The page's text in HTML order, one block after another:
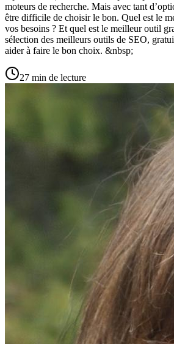
moteurs de recherche. Mais avec tant
être difficile de choisir le bon. Quel est le
vos besoins ? Et quel est le meilleur outil
sélection des meilleurs outils de SEO,
aider à faire le bon choix. &nbsp;
27 min de lecture